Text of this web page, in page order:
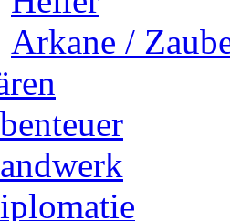
Arkane /